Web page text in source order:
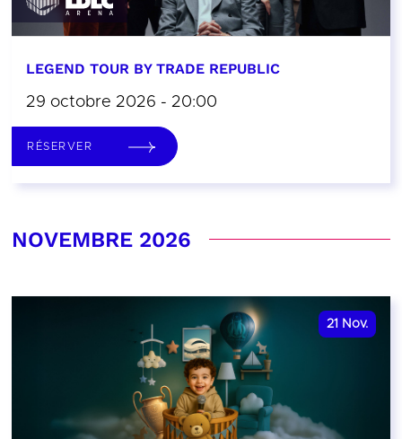
LEGEND TOUR BY TRADE REPUBLIC
29 octobre 2026 - 20:00
RÉSERVER
NOVEMBRE 2026
21 Nov.